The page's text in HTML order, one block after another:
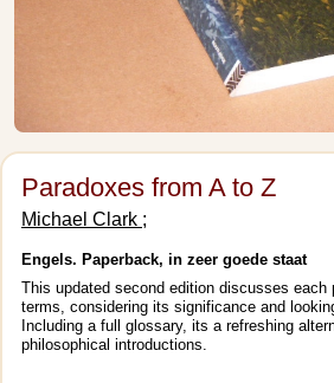
Paradoxes from A to Z
Michael Clark ;
Engels. Paperback, in zeer goede staat
This updated second edition discusses each
terms, considering its significance and
Including a full glossary, its a refreshing
philosophical introductions.